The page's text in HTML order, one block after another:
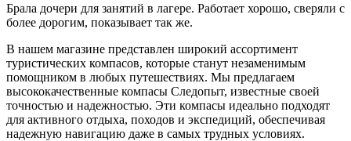
Брала дочери для занятий в лагере. Работает хорошо, сверяли с
более дорогим, показывает так же.
В нашем магазине представлен широкий ассортимент
туристических компасов, которые станут незаменимым
помощником в любых путешествиях. Мы предлагаем
высококачественные компасы Следопыт, известные своей
точностью и надежностью. Эти компасы идеально подходят
для активного отдыха, походов и экспедиций, обеспечивая
надежную навигацию даже в самых трудных условиях.